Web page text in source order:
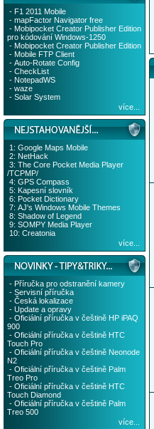
- F1 2011 Mobile
- mapFactor Navigator free
- Mobipocket Creator Publisher Edition
pro kódování Windows-1250
- Mobipocket Creator Publisher Edition
- Mobile FTP Client
- Auto-Rotate Config
- CheckList
- NotepadWS
- waze
- Solar System
více...
1: Google Maps Mobile
2: NetHack
3: The Core Pocket Media Player
/TCPMP/
4: GPS Compass
5: Kapesní slovník
6: Pocket Dictionary
7: AJ's Windows Mobile Themes
8: Shadow of Legend
9: SOMPY Media Player
10: Creatonia
více...
- Příručka pro odstranění kamery
- Servisní příručka
- Česká lokalizace
- Update a opravy
- Oficiální příručka v češtině HP iPAQ
900
- Oficiální příručka v češtině HTC
Touch Pro
- Oficiální příručka v češtině Neonode
N2
- Oficiální příručka v češtině Palm
Treo Pro
- Oficiální příručka v češtině HTC
Touch Diamond
- Oficiální příručka v češtině Palm
Treo 500
více...